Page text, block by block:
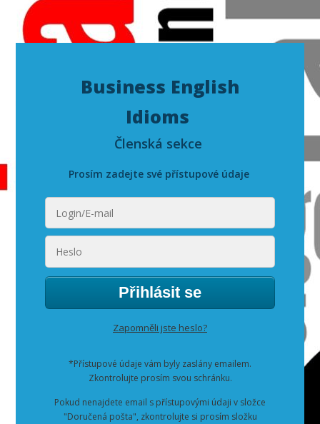
Business English
Idioms
Členská sekce
Prosím zadejte své přístupové údaje
Přihlásit se
Zapomněli jste heslo?
*Přístupové údaje vám byly zaslány emailem.
Zkontrolujte prosím svou schránku.
Pokud nenajdete email s přístupovými údaji v složce
"Doručená pošta", zkontrolujte si prosím složku